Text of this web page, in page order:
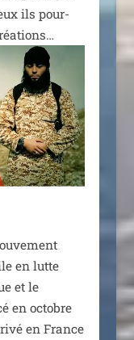
ils pour­
en lutte
et le
en octobre
en France